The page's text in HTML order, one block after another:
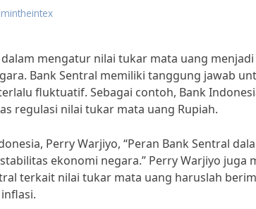
mengatur nilai tukar mata uang
Bank Sentral memiliki tanggung jawab
fluktuatif. Sebagai contoh, Bank
regulasi nilai tukar mata uang Rupiah.
Perry Warjiyo, “Peran Bank Sentral
ekonomi negara.” Perry Warjiyo juga
terkait nilai tukar mata uang haruslah